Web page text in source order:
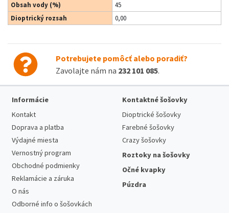
Obsah vody (%)
45
Dioptrický rozsah
0,00
Potrebujete pomôcť alebo poradiť?
Zavolajte nám na 232 101 085.
Informácie
Kontakt
Doprava a platba
Výdajné miesta
Vernostný program
Obchodné podmienky
Reklamácie a záruka
O nás
Odborné info o šošovkách
Kontaktné šošovky
Dioptrické šošovky
Farebné šošovky
Crazy šošovky
Roztoky na šošovky
Očné kvapky
Púzdra